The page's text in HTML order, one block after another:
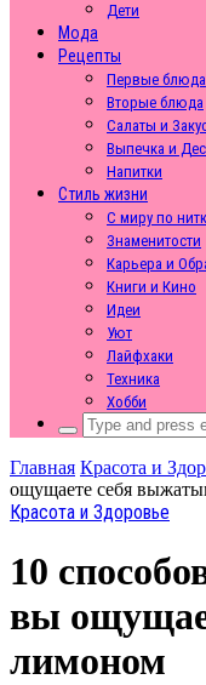
Дети
Мода
Рецепты
Первые блюда
Вторые блюда
Салаты и
Выпечка и
Напитки
Стиль жизни
С миру по
Знаменитости
Карьера и
Книги и Кино
Идеи
Уют
Лайфхаки
Техника
Хобби
Search
for:
Главная Красота и
ощущаете себя
Красота и Здоровье
10
вы
лимоном